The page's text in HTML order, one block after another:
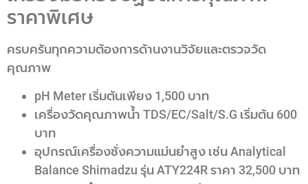
ราคาพิเศษ
ครบครันทุกความต้องการด้านงานวิจัยและตรวจวัด
คุณภาพ
pH Meter เริ่มต้นเพียง 1,500 บาท
เครื่องวัดคุณภาพน้ำ TDS/EC/Salt/S.G เริ่มต้น 600
บาท
อุปกรณ์เครื่องชั่งความแม่นยำสูง เช่น Analytical
Balance Shimadzu รุ่น ATY224R ราคา 32,500 บาท